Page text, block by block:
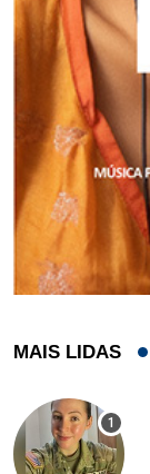
MAIS LIDAS